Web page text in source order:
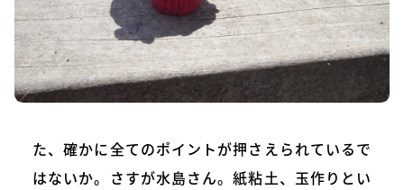
た、確かに全てのポイントが押さえられているで
はないか。さすが水島さん。紙粘土、玉作りとい